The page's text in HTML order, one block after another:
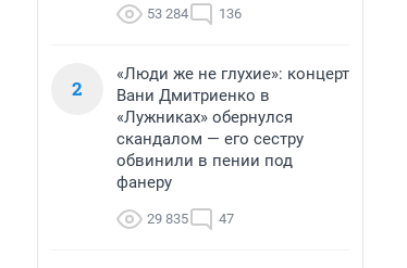
53 284 136
2
«Люди же не глухие»: концерт
Вани Дмитриенко в
«Лужниках» обернулся
скандалом — его сестру
обвинили в пении под
фанеру
29 835 47